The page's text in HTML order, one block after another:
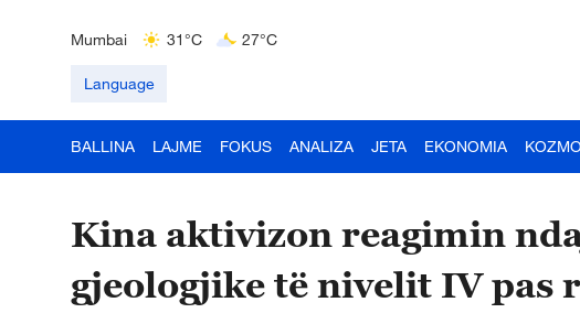
Mumbai
31°C
27°C
Language
BALLINA LAJME FOKUS ANALIZA JETA EKONOMIA
Kina aktivizon reagimin
gjeologjike të nivelit IV pas